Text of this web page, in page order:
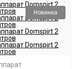
Новинка